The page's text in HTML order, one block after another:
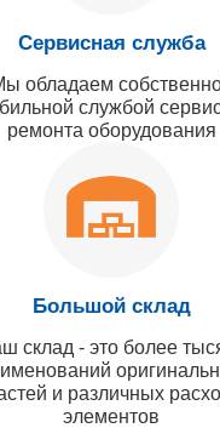
Сервисная служба
обладаем
службой
ремонта оборудования
Большой склад
склад - это более
и различных
элементов